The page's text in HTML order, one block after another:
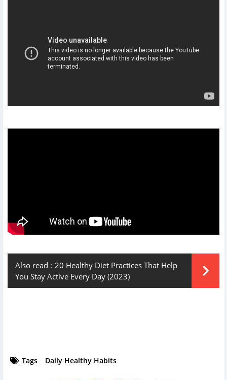
Also read : 20 Healthy Diet Practices That Help
You Stay Active Every Day (2023)
Tags Daily Healthy Habits